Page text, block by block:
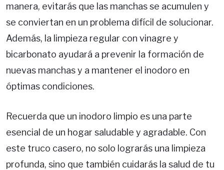
manera, evitarás que las manchas se acumulen y
se conviertan en un problema difícil de solucionar.
Además, la limpieza regular con vinagre y
bicarbonato ayudará a prevenir la formación de
nuevas manchas y a mantener el inodoro en
óptimas condiciones.
Recuerda que un inodoro limpio es una parte
esencial de un hogar saludable y agradable. Con
este truco casero, no solo lograrás una limpieza
profunda, sino que también cuidarás la salud de tu